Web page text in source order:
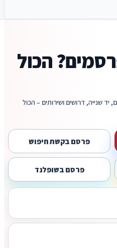
הכול
שנייה, דרושים ושירותים – הכול
פרסם בקשת חיפוש
פרסם בשופלנד